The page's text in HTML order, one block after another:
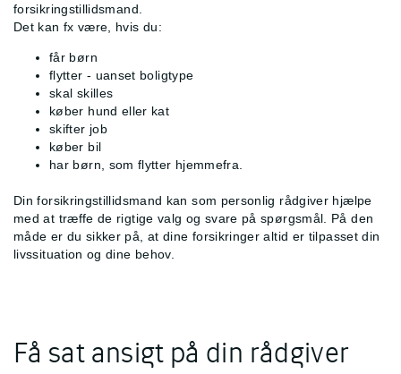
forsikringstillidsmand.
Det kan fx være, hvis du:
får børn
flytter - uanset boligtype
skal skilles
køber hund eller kat
skifter job
køber bil
har børn, som flytter hjemmefra.
Din forsikringstillidsmand kan som personlig rådgiver hjælpe
med at træffe de rigtige valg og svare på spørgsmål. På den
måde er du sikker på, at dine forsikringer altid er tilpasset din
livssituation og dine behov.
Få sat ansigt på din rådgiver